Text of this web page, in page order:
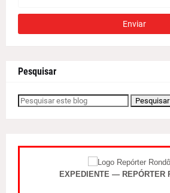
Pesquisar
EXPEDIENTE — REPÓRTER